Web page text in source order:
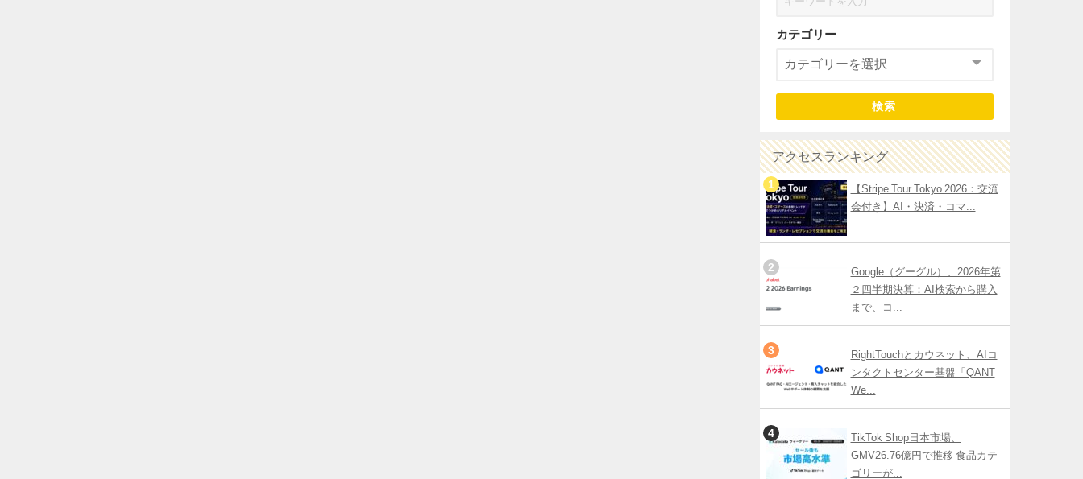
カテゴリー
検索
アクセスランキング
【Stripe Tour Tokyo 2026：交流
会付き】AI・決済・コマ...
Google（グーグル）、2026年第
２四半期決算：AI検索から購入
まで、コ...
RightTouchとカウネット、AIコ
ンタクトセンター基盤「QANT
We...
TikTok Shop日本市場、
GMV26.76億円で推移 食品カテ
ゴリーが...